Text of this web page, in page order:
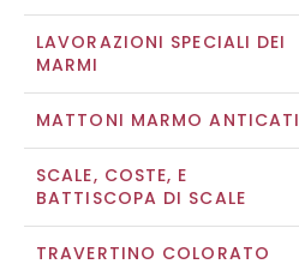
LAVORAZIONI SPECIALI DEI
MARMI
MATTONI MARMO ANTICATI
SCALE, COSTE, E
BATTISCOPA DI SCALE
TRAVERTINO COLORATO